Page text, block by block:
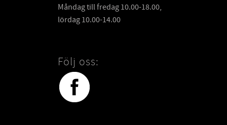
Måndag till fredag 10.00-18.00,
lördag 10.00-14.00
Följ oss: